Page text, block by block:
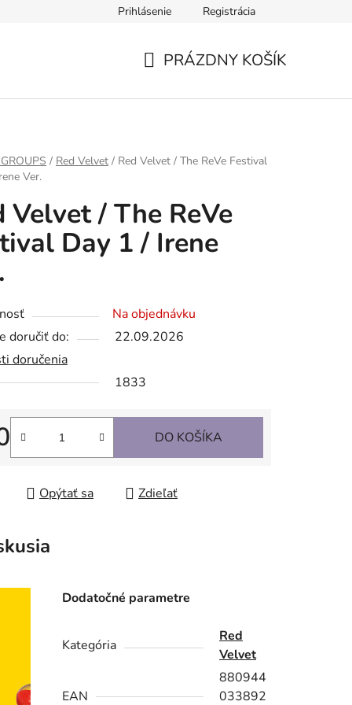
Prihlásenie Registrácia
PRÁZDNY KOŠÍK
/ Red Velvet / Red Velvet / The ReVe Festival
Ver.
Velvet / The ReVe
Day 1 / Irene
Na objednávku
doručiť do:
22.09.2026
doručenia
1833
cena:
DO KOŠÍKA
Opýtať sa Zdieľať
Dodatočné parametre
Kategória
Red
Velvet
EAN
880944
033892